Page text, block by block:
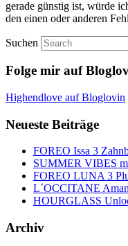
gerade günstig ist, würde
den einen oder anderen
Suchen
Folge mir auf
Highendlove auf Bloglovin
Neueste Beiträge
FOREO Issa 3
SUMMER VIBES
FOREO LUNA 3
L´OCCITANE
HOURGLASS
Archiv